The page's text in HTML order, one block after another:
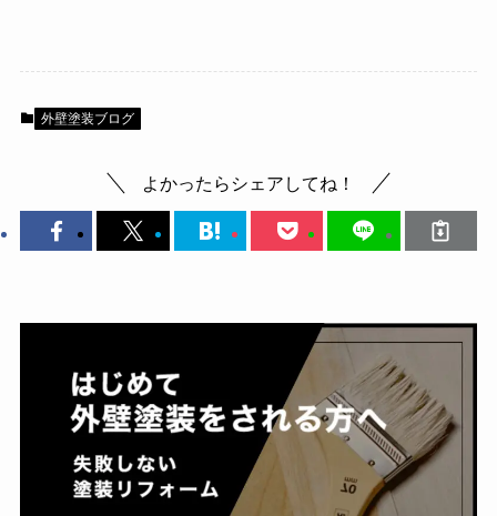
外壁塗装ブログ
よかったらシェアしてね！